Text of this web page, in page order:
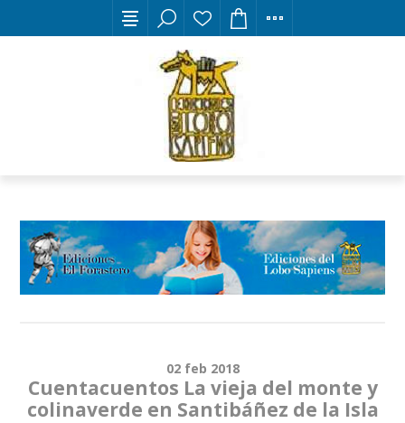
02 feb 2018
Cuentacuentos La vieja del monte y
colinaverde en Santibáñez de la Isla